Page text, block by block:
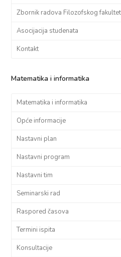
Zbornik radova Filozofskog
Asocijacija studenata
Kontakt
Matematika i informatika
Matematika i informatika
Opće informacije
Nastavni plan
Nastavni program
Nastavni tim
Seminarski rad
Raspored časova
Termini ispita
Konsultacije